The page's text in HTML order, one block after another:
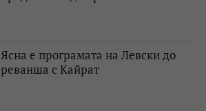
Ясна е програмата на Левски до
реванша с Кайрат